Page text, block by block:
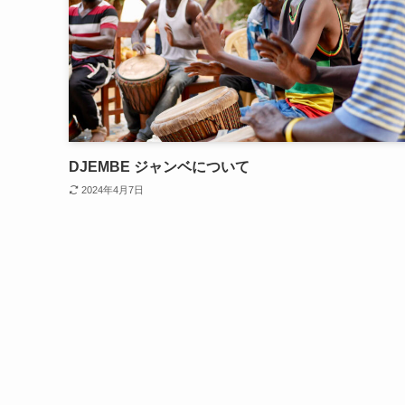
DJEMBE ジャンベについて
2024年4月7日